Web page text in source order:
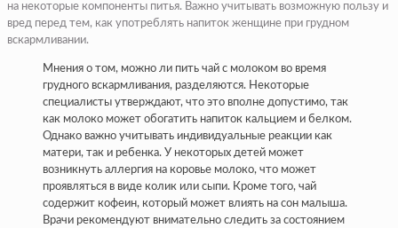
на некоторые компоненты питья. Важно учитывать возможную пользу и
вред перед тем, как употреблять напиток женщине при грудном
вскармливании.
Мнения о том, можно ли пить чай с молоком во время
грудного вскармливания, разделяются. Некоторые
специалисты утверждают, что это вполне допустимо, так
как молоко может обогатить напиток кальцием и белком.
Однако важно учитывать индивидуальные реакции как
матери, так и ребенка. У некоторых детей может
возникнуть аллергия на коровье молоко, что может
проявляться в виде колик или сыпи. Кроме того, чай
содержит кофеин, который может влиять на сон малыша.
Врачи рекомендуют внимательно следить за состоянием